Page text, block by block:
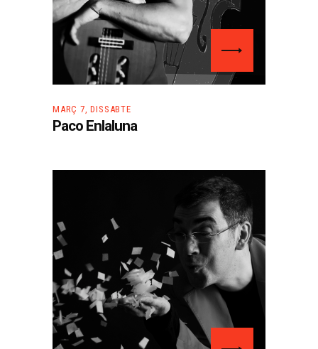
MARÇ 7, DISSABTE
Paco Enlaluna